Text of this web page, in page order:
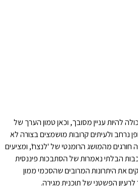
להיות עניין מסובך, וכאן טמון הערך של
נרחב ולעיתים קרובות מושמצים בצורה לא
מהמושג הרומנטי של 'לנצח', ומציעים
הבלתי נאמרות של הסתבכות פיננסית
את היתרונות המרובים שהסכמי ממון
הפשטני של תוכנית מגירה.